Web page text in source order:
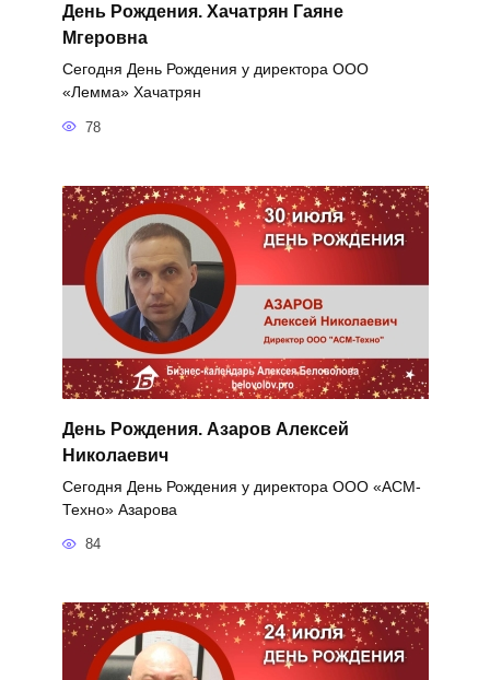
День Рождения. Хачатрян Гаяне
Мгеровна
Сегодня День Рождения у директора ООО
«Лемма» Хачатрян
78
День Рождения. Азаров Алексей
Николаевич
Сегодня День Рождения у директора ООО «АСМ-
Техно» Азарова
84